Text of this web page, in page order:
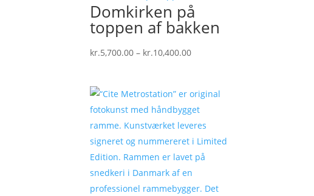
Domkirken på
toppen af bakken
kr.5,700.00 – kr.10,400.00Prisinterval:
kr.10,400.00